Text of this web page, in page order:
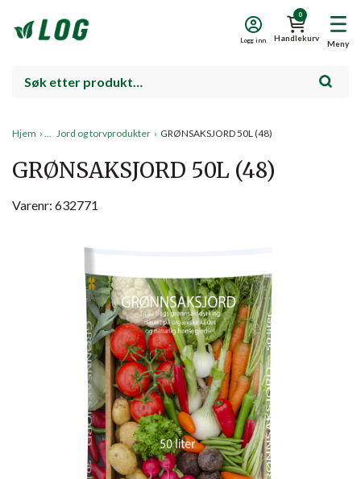
Meny
0
Handlekurv
Logg inn
Hjem › Jord og torvprodukter › GRØNSAKSJORD 50L (48)
GRØNSAKSJORD 50L (48)
Varenr: 632771